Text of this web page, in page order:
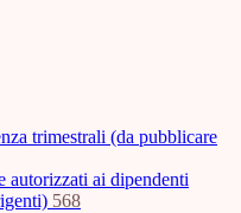
trimestrali (da pubblicare
autorizzati ai dipendenti
568